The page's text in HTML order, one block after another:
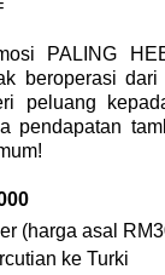
PALING
beroperasi dari
peluang
pendapatan
(harga asal
ke Turki